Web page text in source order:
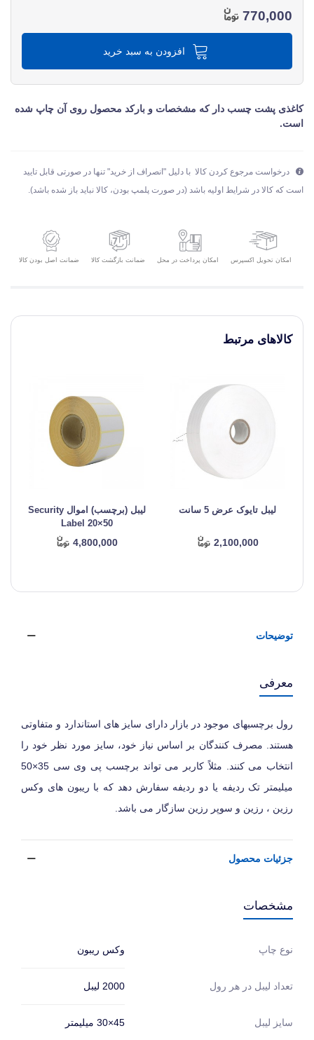
770,000
افزودن به سبد خرید
کاغذی پشت چسب دار که مشخصات و بارکد محصول روی آن چاپ شده
است.
درخواست مرجوع کردن کالا با دلیل "انصراف از خرید" تنها در صورتی قابل تایید
است که کالا در شرایط اولیه باشد (در صورت پلمپ بودن، کالا نباید باز شده باشد).
امکان تحویل اکسپرس امکان پرداخت در محل ضمانت بازگشت کالا ضمانت اصل بودن کالا
کالاهای مرتبط
لیبل تایوک عرض 5 سانت
2,100,000
لیبل (برچسب) اموال Security
Label 20×50
4,800,000
توضیحات
معرفی
رول برچسبهای موجود در بازار دارای سایز های استاندارد و متفاوتی
هستند. مصرف کنندگان بر اساس نیاز خود، سایز مورد نظر خود را
انتخاب می کنند. مثلاً کاربر می تواند برچسب پی وی سی 35×50
میلیمتر تک ردیفه یا دو ردیفه سفارش دهد که با ریبون های وکس
رزین ، رزین و سوپر رزین سازگار می باشد.
جزئیات محصول
مشخصات
نوع چاپ وکس ریبون
تعداد لیبل در هر رول 2000 لیبل
سایز لیبل 45×30 میلیمتر